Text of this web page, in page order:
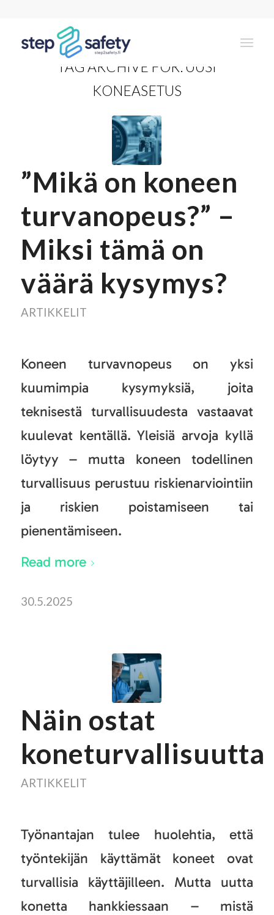
TAG ARCHIVE FOR: UUSI
KONEASETUS
”Mikä on koneen
turvanopeus?” –
Miksi tämä on
väärä kysymys?
ARTIKKELIT
Koneen turvavnopeus on yksi
kuumimpia kysymyksiä, joita
teknisestä turvallisuudesta vastaavat
kuulevat kentällä. Yleisiä arvoja kyllä
löytyy – mutta koneen todellinen
turvallisuus perustuu riskienarviointiin
ja riskien poistamiseen tai
pienentämiseen.
Read more
30.5.2025
Näin ostat
koneturvallisuutta
ARTIKKELIT
Työnantajan tulee huolehtia, että
työntekijän käyttämät koneet ovat
turvallisia käyttäjilleen. Mutta uutta
konetta hankkiessaan – mistä